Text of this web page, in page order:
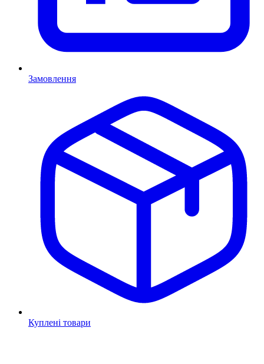
Замовлення
Куплені товари